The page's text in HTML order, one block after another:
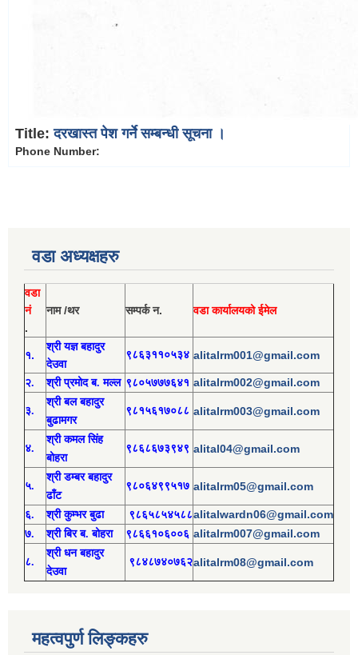
Title:दरखास्त पेश गर्ने सम्बन्धी सूचना ।
Phone Number:
वडा अध्यक्षहरु
वडा
नं
.
नाम /थर सम्पर्क न. वडा कार्यालयको ईमेल
१.
श्री यज्ञ बहादुर
देउवा
९८६३११०५३४ alitalrm001@gmail.com
२. श्रीप्रमोदब. मल्ल ९८०५७७७६४१ alitalrm002@gmail.com
३.
श्रीबल बहादुर
बुढामगर
९८१५६१७०८८ alitalrm003@gmail.com
४.
श्री कमल सिंह
बोहरा
९८६८६७३९४९ alital04@gmail.com
५.
श्री डम्बर बहादुर
ढाँट
९८०६४९९५१७ alitalrm05@gmail.com
६. श्री कुम्भर बुढा ९८६५८५४५८८alitalwardn06@gmail.com
७. श्री बिर ब. बोहरा ९८६६१०६००६ alitalrm007@gmail.com
८.
श्री धन बहादुर
देउवा
९८४८७४०७६२alitalrm08@gmail.com
महत्वपुर्ण लिङ्कहरु